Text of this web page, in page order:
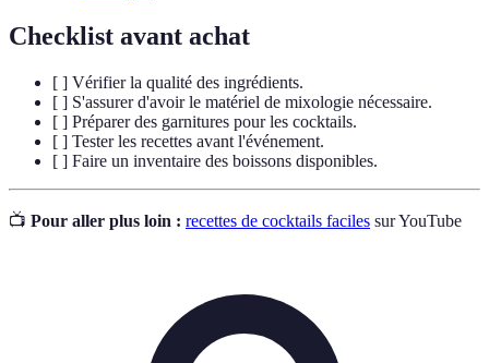
Checklist avant achat
[ ] Vérifier la qualité des ingrédients.
[ ] S'assurer d'avoir le matériel de mixologie nécessaire.
[ ] Préparer des garnitures pour les cocktails.
[ ] Tester les recettes avant l'événement.
[ ] Faire un inventaire des boissons disponibles.
📺 Pour aller plus loin : recettes de cocktails faciles sur YouTube